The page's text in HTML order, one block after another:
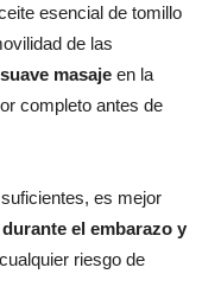
esencial de tomillo
de las
suave masaje en la
completo antes de
es mejor
durante el embarazo y
riesgo de